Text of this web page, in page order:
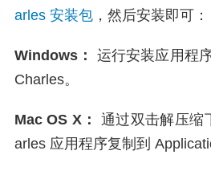
arles 安装包 ，然后安装即可：
Windows：
运行安装应用程
Charles。
Mac OS X：
通过双击解压缩
arles 应用程序复制到